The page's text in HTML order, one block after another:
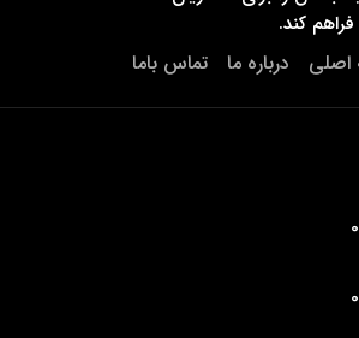
کند.
درباره ما تماس باما